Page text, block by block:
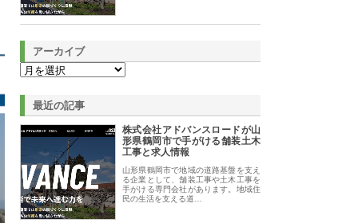
アーカイブ
最近の記事
株式会社アドバンスロードが山
形県鶴岡市で手がける舗装土木
工事と求人情報
山形県鶴岡市で地域の道路基盤を支え
る企業として、舗装工事や土木工事を
手がける専門会社があります。地域住
民の生活を支える道…